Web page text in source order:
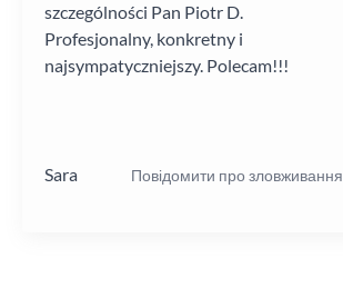
szczególności Pan Piotr D.
Profesjonalny, konkretny i
najsympatyczniejszy. Polecam!!!
Sara Повідомити про зловживання